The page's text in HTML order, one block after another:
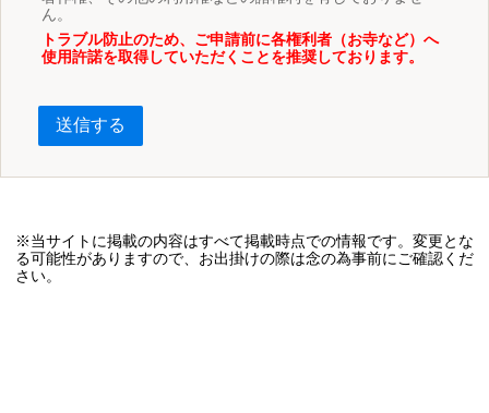
ん。
トラブル防止のため、ご申請前に各権利者（お寺など）へ
使用許諾を取得していただくことを推奨しております。
送信する
※当サイトに掲載の内容はすべて掲載時点での情報です。変更とな
る可能性がありますので、お出掛けの際は念の為事前にご確認くだ
さい。